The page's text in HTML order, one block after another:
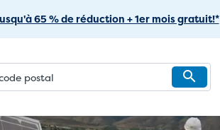
au
principal
65 % de réduction + 1er mois gratuit!*